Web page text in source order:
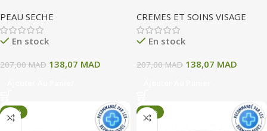
PEAU SECHE
En stock
207,00MAD 138,07 MAD
CREMES ET SOINS VISAGE
En stock
207,00MAD 138,07 MAD
-33% -33%